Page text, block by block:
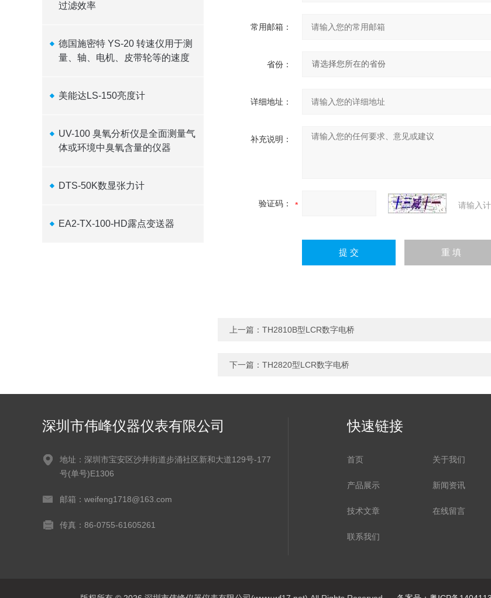
过滤效率
德国施密特 YS-20 转速仪用于测
量、轴、电机、皮带轮等的速度
美能达LS-150亮度计
UV-100 臭氧分析仪是全面测量气
体或环境中臭氧含量的仪器
DTS-50K数显张力计
EA2-TX-100-HD露点变送器
常用邮箱：
省份：
详细地址：
补充说明：
验证码： 请输入
上一篇： TH2810B型LCR数字电桥
下一篇： TH2820型LCR数字电桥
深圳市伟峰仪器仪表有限公司
地址：深圳市宝安区沙井街道步涌社区新和大道129号-177
号(单号)E1306
邮箱：weifeng1718@163.com
传真：86-0755-61605261
快速链接
首页 关于我们
产品展示 新闻资讯
技术文章 在线留言
联系我们